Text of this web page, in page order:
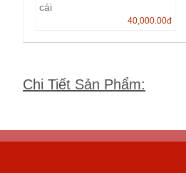
cái
40,000.00đ
Chi Tiết Sản Phẩm: